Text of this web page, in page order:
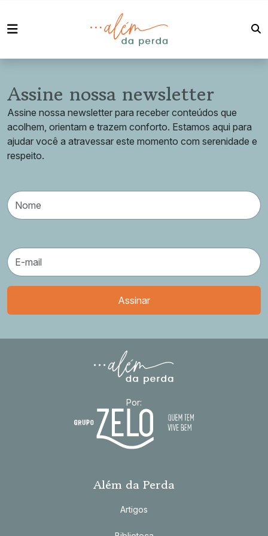
Assine nossa newsletter
Assine nossa newsletter para receber conteúdos que
acolhem, orientam e trazem conforto. Estamos aqui para
ajudar você a atravessar este momento com serenidade e
respeito.
Por:
Além da Perda
Artigos